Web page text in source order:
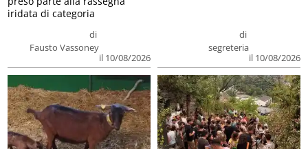
di
Fausto Vassoney
il 10/08/2026
iridata di categoria
di
segreteria
il 10/08/2026